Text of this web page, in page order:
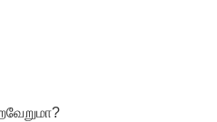
?